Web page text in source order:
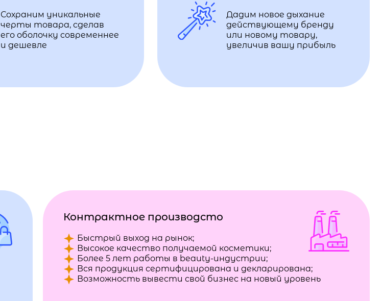
Сохраним уникальные
черты товара, сделав
его оболочку современнее
и дешевле
Дадим новое дыхание
действующему бренду
или новому товару,
увеличив вашу прибыль
Контрактное производсто
Быстрый выход на рынок;
Высокое качество получаемой косметики;
Более 5 лет работы в beauty-индустрии;
Вся продукция сертифицирована и декларирована;
Возможность вывести свой бизнес на новый уровень